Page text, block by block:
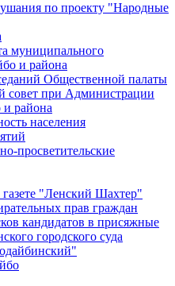
по проекту "Народные
муниципального
и района
Общественной палаты
совет при Администрации
района
населения
просветительские
"Ленский Шахтер"
прав граждан
кандидатов в присяжные
городского суда